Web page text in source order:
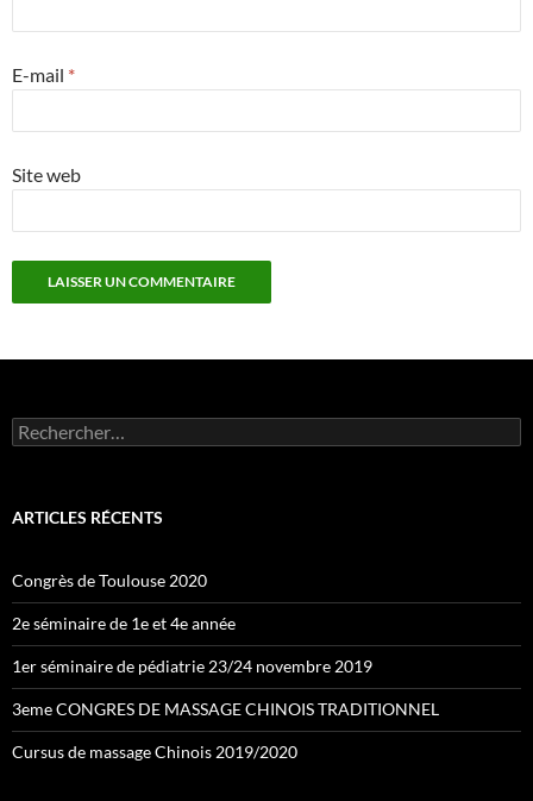
E-mail *
Site web
Rechercher :
ARTICLES RÉCENTS
Congrès de Toulouse 2020
2e séminaire de 1e et 4e année
1er séminaire de pédiatrie 23/24 novembre 2019
3eme CONGRES DE MASSAGE CHINOIS TRADITIONNEL
Cursus de massage Chinois 2019/2020